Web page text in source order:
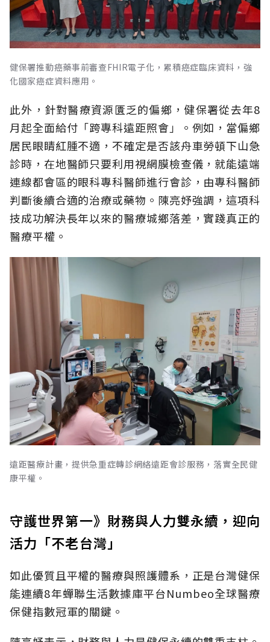
健保署推動癌藥事前審查FHIR電子化，累積癌症臨床資料，強
化國家癌症資料應用。
此外，針對醫療資源匱乏的偏鄉，健保署從去年8
月起全面給付「跨專科遠距照會」。例如，當偏鄉
居民眼睛紅腫不適，不確定是否該舟車勞頓下山急
診時，在地醫師只要利用視網膜檢查儀，就能遠端
連線都會區的眼科專科醫師進行會診，由專科醫師
判斷後續合適的治療或藥物。陳亮妤強調，這項科
技成功解決長年以來的醫療城鄉落差，實踐真正的
醫療平權。
遠距醫療計畫，提供急重症轉診網絡遠距會診服務，落實全民健
康平權。
守護世界第一》財務與人力雙永續，迎向
活力「不老台灣」
如此優質且平權的醫療與照護體系，正是台灣健保
能連續8年蟬聯生活數據庫平台Numbeo全球醫療
保健指數冠軍的關鍵。